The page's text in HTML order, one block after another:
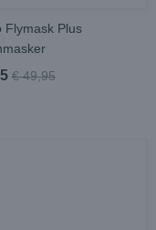
Flymask Plus
€ 49,95